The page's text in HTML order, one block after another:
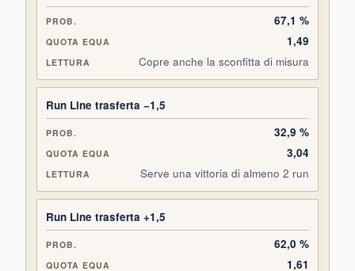
67,1 %
1,49
Copre anche la sconfitta di misura
Run Line trasferta −1,5
32,9 %
3,04
Serve una vittoria di almeno 2 run
Run Line trasferta +1,5
62,0 %
1,61